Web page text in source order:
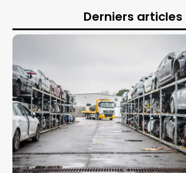
Derniers articles